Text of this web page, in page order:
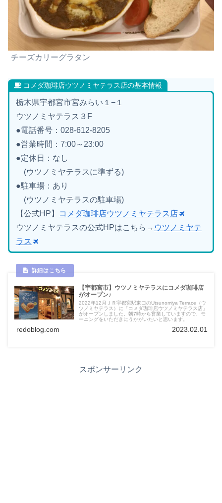
チーズカリーグラタン
コメダ珈琲店ウツノミヤテラス店の基本情報
栃木県宇都宮市宮みらい１−１
ウツノミヤテラス３F
●電話番号：028-612-8205
●営業時間：7:00～23:00
●定休日：なし
(ウツノミヤテラスに準ずる)
●駐車場：あり
(ウツノミヤテラスの駐車場)
【公式HP】
コメダ珈琲店ウツノミヤテラス店
ウツノミヤテラスの公式HPはこちら→ ウツノミヤテ
ラス
【宇都宮市】ウツノミヤテラスにコメダ珈琲店
がオープン♪
2022年12月ＪＲ宇都宮駅東口のUtsunomiya Terrace（ウ
ツノミヤテラス）に「コメダ珈琲店ウツノミヤテラス店」
がオープンしました。朝7時から営業していますので、モ
ーニングをいただきにうかがいたいと思います。
redoblog.com 2023.02.01
スポンサーリンク